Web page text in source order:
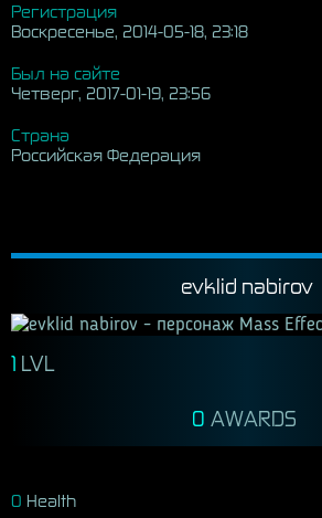
Регистрация
Воскресенье, 2014-05-18, 23:18
Был на сайте
Четверг, 2017-01-19, 23:56
Страна
Российская Федерация
evklid nabirov
1 LVL
0
0 Health